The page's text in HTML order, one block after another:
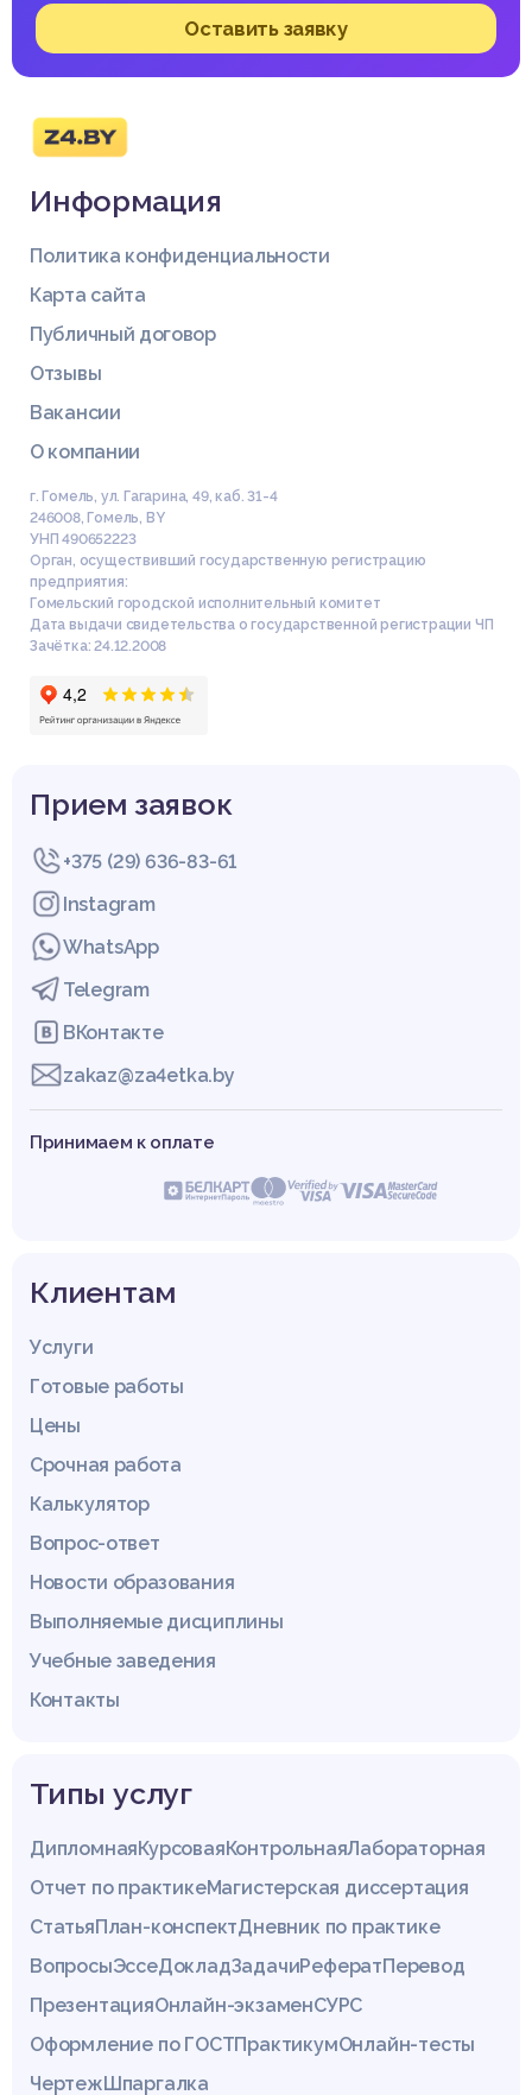
Оставить заявку
Информация
Политика конфиденциальности
Карта сайта
Публичный договор
Отзывы
Вакансии
О компании
г. Гомель, ул. Гагарина, 49, каб. 31-4
246008, Гомель, BY
УНП 490652223
Орган, осуществивший государственную регистрацию
предприятия:
Гомельский городской исполнительный комитет
Дата выдачи свидетельства о государственной регистрации ЧП
Зачётка: 24.12.2008
Прием заявок
+375 (29) 636-83-61
Instagram
WhatsApp
Telegram
ВКонтакте
zakaz@za4etka.by
Принимаем к оплате
Клиентам
Услуги
Готовые работы
Цены
Срочная работа
Калькулятор
Вопрос-ответ
Новости образования
Выполняемые дисциплины
Учебные заведения
Контакты
Типы услуг
ДипломнаяКурсоваяКонтрольнаяЛабораторная
Отчет по практикеМагистерская диссертация
СтатьяПлан-конспектДневник по практике
ВопросыЭссеДокладЗадачиРефератПеревод
ПрезентацияОнлайн-экзаменСУРС
Оформление по ГОСТПрактикумОнлайн-тесты
ЧертежШпаргалка